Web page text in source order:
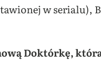
w serialu),
Doktórkę,